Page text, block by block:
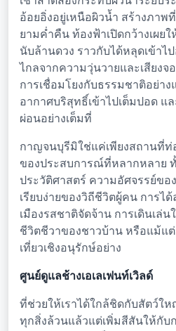
อ้อยอิ่งอยู่เหนือผิวน้ำ สร้างภาพ
ยามค่ำคืน ท้องฟ้าเปิดกว้างเผย
นับล้านดวง ราวกับได้หลุดเข้าไ
ไกลจากความวุ่นวายและเสียง
การเชื่อมโยงกับธรรมชาติอย่าง
อากาศบริสุทธิ์เข้าไปเต็มปอด แ
ผ่อนอย่างเต็มที่
กาญจนบุรีมิใช่แค่เพียงสถานที่ท่
ของประสบการณ์ที่หลากหลาย
ประวัติศาสตร์ ความอัศจรรย์ขอ
เรียบง่ายของวิถีชีวิตผู้คน การ
เมืองรสชาติจัดจ้าน การเดินเล่
ชีวิตชีวาของชาวบ้าน หรือแม้แ
เที่ยวเชิงอนุรักษ์อย่าง
ศูนย์ดูแลช้างเอเลเฟนท์เวิลด์
ที่ช่วยให้เราได้ใกล้ชิดกับสัตว์ใ
ทุกสิ่งล้วนแล้วแต่เพิ่มสีสันให้กับ